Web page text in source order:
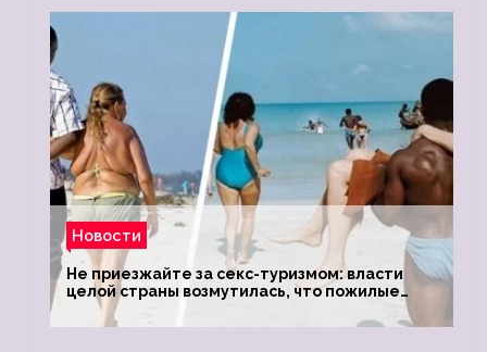
Новости
Не приезжайте за секс-туризмом: власти
целой страны возмутилась, что пожилые
туристки массово едут к ним, чтобы
обзавестись молодыми любовниками